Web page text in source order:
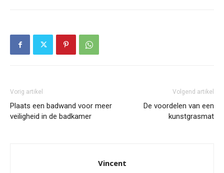
Vorig artikel
Plaats een badwand voor meer
veiligheid in de badkamer
Volgend artikel
De voordelen van een
kunstgrasmat
Vincent